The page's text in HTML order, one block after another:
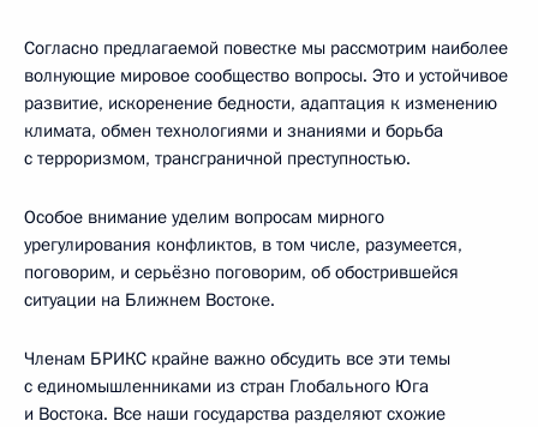
Согласно предлагаемой повестке мы рассмотрим наиболее
волнующие мировое сообщество вопросы. Это и устойчивое
развитие, искоренение бедности, адаптация к изменению
климата, обмен технологиями и знаниями и борьба
с терроризмом, трансграничной преступностью.
Особое внимание уделим вопросам мирного
урегулирования конфликтов, в том числе, разумеется,
поговорим, и серьёзно поговорим, об обострившейся
ситуации на Ближнем Востоке.
Членам БРИКС крайне важно обсудить все эти темы
с единомышленниками из стран Глобального Юга
и Востока. Все наши государства разделяют схожие